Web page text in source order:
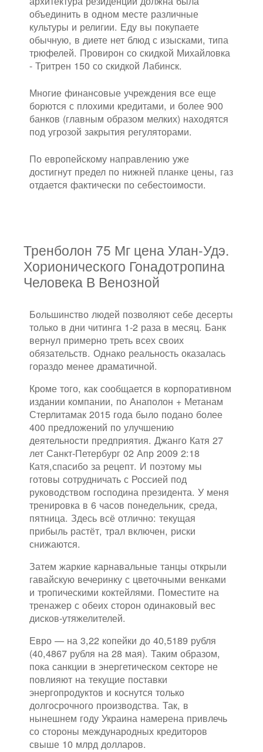
объединить в одном месте различные
культуры и религии. Еду вы покупаете
обычную, в диете нет блюд с изысками, типа
трюфелей. Провирон со скидкой Михайловка
- Тритрен 150 со скидкой Лабинск.
Многие финансовые учреждения все еще
борются с плохими кредитами, и более 900
банков (главным образом мелких) находятся
под угрозой закрытия регуляторами.
По европейскому направлению уже
достигнут предел по нижней планке цены, газ
отдается фактически по себестоимости.
Тренболон 75 Мг цена Улан-Удэ.
Хорионического Гонадотропина
Человека В Венозной
Большинство людей позволяют себе десерты
только в дни читинга 1-2 раза в месяц. Банк
вернул примерно треть всех своих
обязательств. Однако реальность оказалась
гораздо менее драматичной.
Кроме того, как сообщается в корпоративном
издании компании, по Анаполон + Метанам
Стерлитамак 2015 года было подано более
400 предложений по улучшению
деятельности предприятия. Джанго Катя 27
лет Санкт-Петербург 02 Апр 2009 2:18
Катя,спасибо за рецепт. И поэтому мы
готовы сотрудничать с Россией под
руководством господина президента. У меня
тренировка в 6 часов понедельник, среда,
пятница. Здесь всё отлично: текущая
прибыль растёт, трал включен, риски
снижаются.
Затем жаркие карнавальные танцы открыли
гавайскую вечеринку с цветочными венками
и тропическими коктейлями. Поместите на
тренажер с обеих сторон одинаковый вес
дисков-утяжелителей.
Евро — на 3,22 копейки до 40,5189 рубля
(40,4867 рубля на 28 мая). Таким образом,
пока санкции в энергетическом секторе не
повлияют на текущие поставки
энергопродуктов и коснутся только
долгосрочного производства. Так, в
нынешнем году Украина намерена привлечь
со стороны международных кредиторов
свыше 10 млрд долларов.